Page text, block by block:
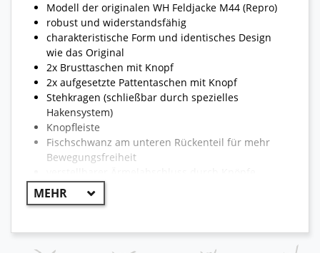
Modell der originalen WH Feldjacke M44 (Repro)
robust und widerstandsfähig
charakteristische Form und identisches Design
wie das Original
2x Brusttaschen mit Knopf
2x aufgesetzte Pattentaschen mit Knopf
Stehkragen (schließbar durch spezielles
Hakensystem)
Knopfleiste
Fischschwanz am unteren Rückenteil für mehr
Bewegungsfreiheit
angenehmer Tragekomfort